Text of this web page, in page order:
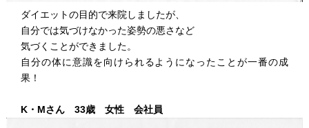
ダイエットの目的で来院しましたが、
自分では気づけなかった姿勢の悪さなど
気づくことができました。
自分の体に意識を向けられるようになったことが一番の成
果！
K・Mさん 33歳 女性 会社員